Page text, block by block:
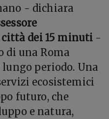
- dichiara
dei 15 minuti -
di una Roma
periodo. Una
ecosistemici
futuro, che
e natura,